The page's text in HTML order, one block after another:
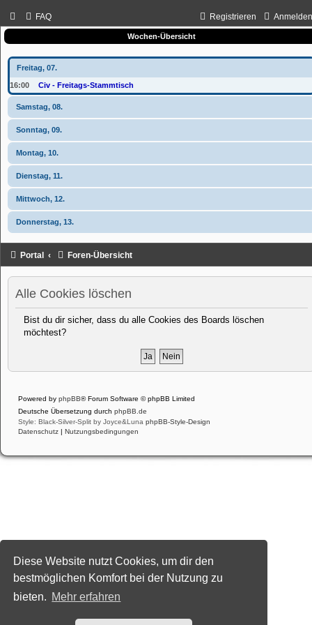
Diese Website nutzt Cookies, um dir den
bestmöglichen Komfort bei der Nutzung zu
bieten. Mehr erfahren
FAQ Registrieren
Wochen-Übersicht
Freitag, 07.
16:00 Civ - Freitags-Stammtisch
Samstag, 08.
Sonntag, 09.
Montag, 10.
Dienstag, 11.
Mittwoch, 12.
Donnerstag, 13.
Portal Foren-Übersicht
Alle Cookies löschen
Bist du dir sicher, dass du alle Cookies des Boards löschen
möchtest?
Powered by phpBB® Forum Software © phpBB Limited
Deutsche Übersetzung durch phpBB.de
Style: Black-Silver-Split by Joyce&Luna phpBB-Style-Design
Datenschutz | Nutzungsbedingungen